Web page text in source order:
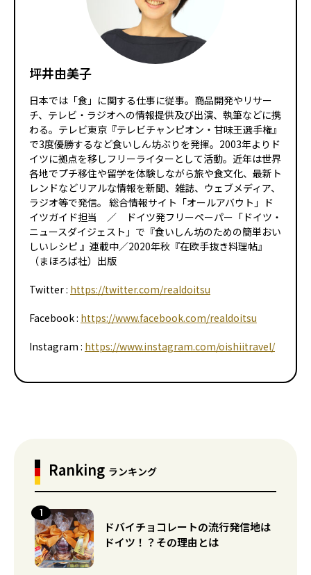
坪井由美子
日本では「食」に関する仕事に従事。商品開発やリサー
チ、テレビ・ラジオへの情報提供及び出演、執筆などに携
わる。テレビ東京『テレビチャンピオン・甘味王選手権』
で3度優勝するなど食いしん坊ぶりを発揮。2003年よりド
イツに拠点を移しフリーライターとして活動。近年は世界
各地でプチ移住や留学を体験しながら旅や食文化、最新ト
レンドなどリアルな情報を新聞、雑誌、ウェブメディア、
ラジオ等で発信。 総合情報サイト「オールアバウト」ド
イツガイド担当 ／ ドイツ発フリーペーパー「ドイツ・
ニュースダイジェスト」で『食いしん坊のための簡単おい
しいレシピ 』連載中／2020年秋『在欧手抜き料理帖』
（まほろば社）出版
Twitter : https://twitter.com/realdoitsu
Facebook : https://www.facebook.com/realdoitsu
Instagram : https://www.instagram.com/oishiitravel/
Ranking ランキング
ドバイチョコレートの流行発信地は
ドイツ！？その理由とは